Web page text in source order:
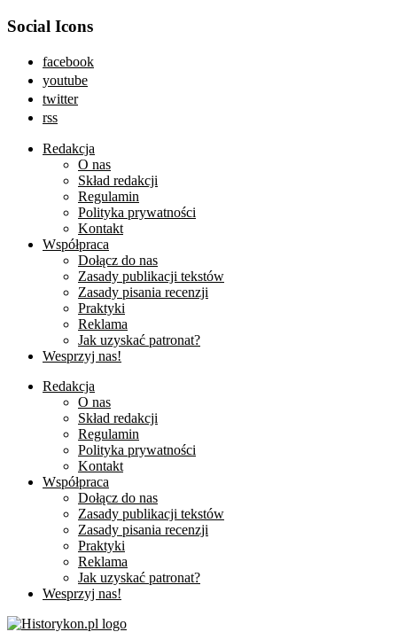
Social Icons
facebook
youtube
twitter
rss
Redakcja
O nas
Skład redakcji
Regulamin
Polityka prywatności
Kontakt
Współpraca
Dołącz do nas
Zasady publikacji tekstów
Zasady pisania recenzji
Praktyki
Reklama
Jak uzyskać patronat?
Wesprzyj nas!
Redakcja
O nas
Skład redakcji
Regulamin
Polityka prywatności
Kontakt
Współpraca
Dołącz do nas
Zasady publikacji tekstów
Zasady pisania recenzji
Praktyki
Reklama
Jak uzyskać patronat?
Wesprzyj nas!